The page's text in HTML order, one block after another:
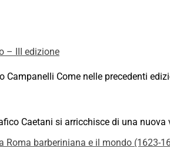
– III edizione
Campanelli Come nelle precedenti
Caetani si arricchisce di una nuova
Roma barberiniana e il mondo (1623-